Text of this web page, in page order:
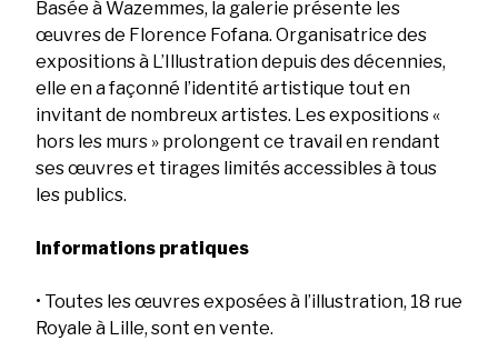
Basée à Wazemmes, la galerie présente les
œuvres de Florence Fofana. Organisatrice des
expositions à L’Illustration depuis des décennies,
elle en a façonné l’identité artistique tout en
invitant de nombreux artistes. Les expositions «
hors les murs » prolongent ce travail en rendant
ses œuvres et tirages limités accessibles à tous
les publics.
Informations pratiques
• Toutes les œuvres exposées à l’illustration, 18 rue
Royale à Lille, sont en vente.